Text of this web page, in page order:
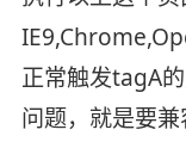
正常触发tagA
问题，就是要